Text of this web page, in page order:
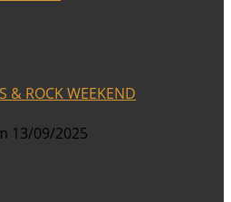
& ROCK WEEKEND
13/09/2025